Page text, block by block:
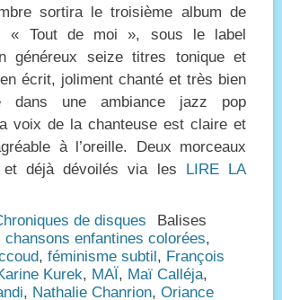
sortira le troisième album de
« Tout de moi », sous le label
généreux seize titres tonique et
écrit, joliment chanté et très bien
dans une ambiance jazz pop
voix de la chanteuse est claire et
à l’oreille. Deux morceaux
et déjà dévoilés via les
LIRE LA
de disques
Balises
chansons enfantines colorées,
, féminisme subtil , François
Kurek, MAÏ , Maï Calléja,
, Nathalie Chanrion, Oriance